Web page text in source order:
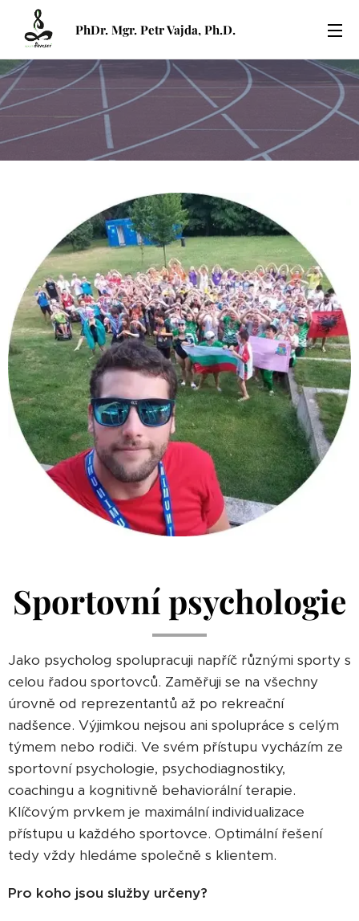
PhDr. Mgr. Petr Vajda, Ph.D.
Sportovní psychologie
Jako psycholog spolupracuji napříč různými sporty s
celou řadou sportovců. Zaměřuji se na všechny
úrovně od reprezentantů až po rekreační
nadšence. Výjimkou nejsou ani spolupráce s celým
týmem nebo rodiči. Ve svém přístupu vycházím ze
sportovní psychologie, psychodiagnostiky,
coachingu a kognitivně behaviorální terapie.
Klíčovým prvkem je maximální individualizace
přístupu u každého sportovce. Optimální řešení
tedy vždy hledáme společně s klientem.
Pro koho jsou služby určeny?